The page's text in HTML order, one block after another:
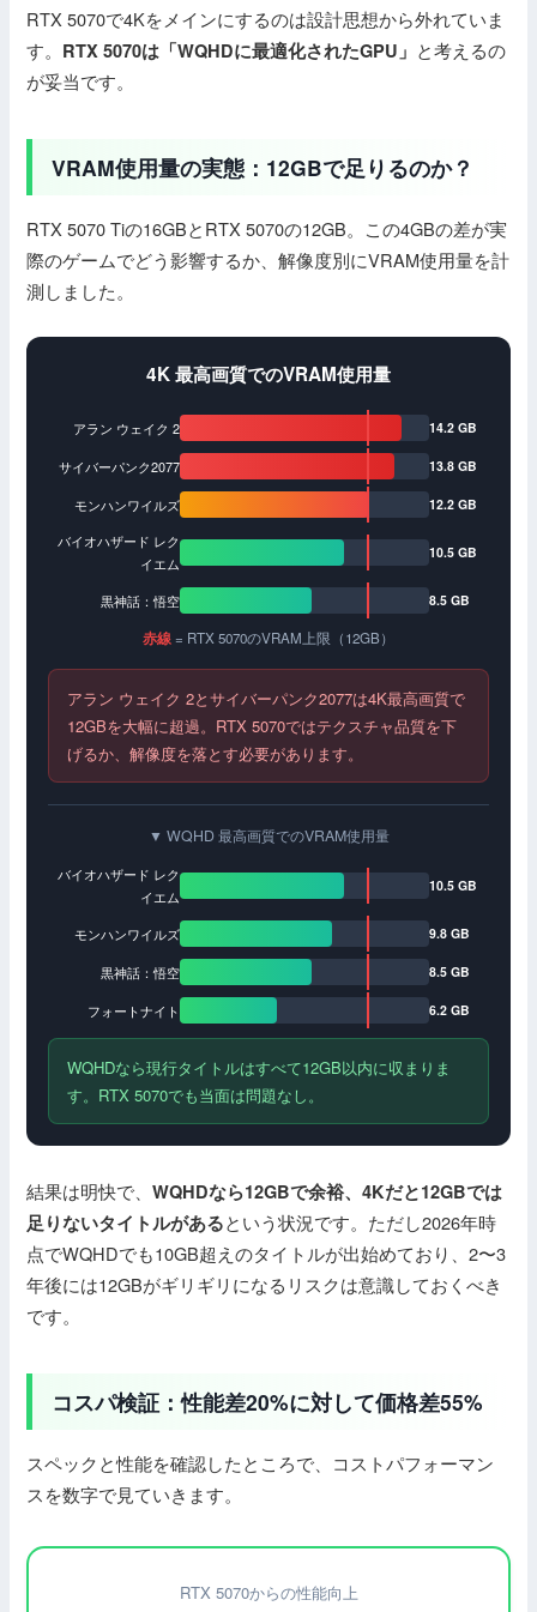
RTX 5070で4Kをメインにするのは設計思想から外れていま
す。 RTX 5070は「WQHDに最適化されたGPU」 と考えるの
が妥当です。
VRAM使用量の実態：12GBで足りるのか？
RTX 5070 Tiの16GBとRTX 5070の12GB。この4GBの差が実
際のゲームでどう影響するか、解像度別にVRAM使用量を計
測しました。
4K 最高画質でのVRAM使用量
アラン ウェイク 2 14.2 GB
サイバーパンク2077 13.8 GB
モンハンワイルズ 12.2 GB
バイオハザード レク
イエム
10.5 GB
黒神話：悟空 8.5 GB
赤線= RTX 5070のVRAM上限（12GB）
アラン ウェイク 2とサイバーパンク2077は4K最高画質で
12GBを大幅に超過。RTX 5070ではテクスチャ品質を下
げるか、解像度を落とす必要があります。
▼ WQHD 最高画質でのVRAM使用量
バイオハザード レク
イエム
10.5 GB
モンハンワイルズ 9.8 GB
黒神話：悟空 8.5 GB
フォートナイト 6.2 GB
WQHDなら現行タイトルはすべて12GB以内に収まりま
す。RTX 5070でも当面は問題なし。
結果は明快で、WQHDなら12GBで余裕、4Kだと12GBでは
足りないタイトルがあるという状況です。ただし2026年時
点でWQHDでも10GB超えのタイトルが出始めており、2〜3
年後には12GBがギリギリになるリスクは意識しておくべき
です。
コスパ検証：性能差20%に対して価格差55%
スペックと性能を確認したところで、コストパフォーマン
スを数字で見ていきます。
RTX 5070からの性能向上